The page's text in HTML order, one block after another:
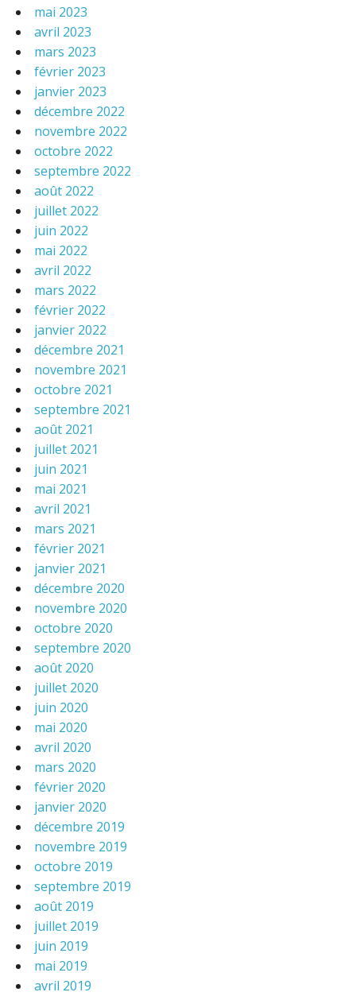
mai 2023
avril 2023
mars 2023
février 2023
janvier 2023
décembre 2022
novembre 2022
octobre 2022
septembre 2022
août 2022
juillet 2022
juin 2022
mai 2022
avril 2022
mars 2022
février 2022
janvier 2022
décembre 2021
novembre 2021
octobre 2021
septembre 2021
août 2021
juillet 2021
juin 2021
mai 2021
avril 2021
mars 2021
février 2021
janvier 2021
décembre 2020
novembre 2020
octobre 2020
septembre 2020
août 2020
juillet 2020
juin 2020
mai 2020
avril 2020
mars 2020
février 2020
janvier 2020
décembre 2019
novembre 2019
octobre 2019
septembre 2019
août 2019
juillet 2019
juin 2019
mai 2019
avril 2019